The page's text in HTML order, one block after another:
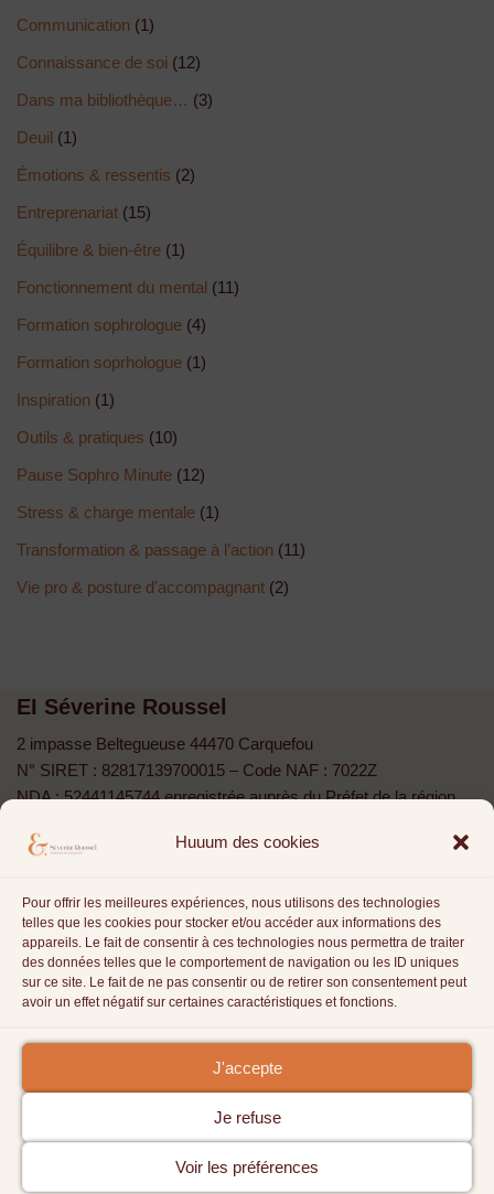
Huuum des cookies
Pour offrir les meilleures expériences, nous utilisons des technologies
telles que les cookies pour stocker et/ou accéder aux informations des
appareils. Le fait de consentir à ces technologies nous permettra de traiter
des données telles que le comportement de navigation ou les ID uniques
sur ce site. Le fait de ne pas consentir ou de retirer son consentement peut
avoir un effet négatif sur certaines caractéristiques et fonctions.
J'accepte
Je refuse
Voir les préférences
Communication (1)
Connaissance de soi (12)
Dans ma bibliothèque… (3)
Deuil (1)
Émotions & ressentis (2)
Entreprenariat (15)
Équilibre & bien-être (1)
Fonctionnement du mental (11)
Formation sophrologue (4)
Formation soprhologue (1)
Inspiration (1)
Outils & pratiques (10)
Pause Sophro Minute (12)
Stress & charge mentale (1)
Transformation & passage à l’action (11)
Vie pro & posture d'accompagnant (2)
EI Séverine Roussel
2 impasse Beltegueuse 44470 Carquefou
N° SIRET : 82817139700015 – Code NAF : 7022Z
NDA : 52441145744 enregistrée auprès du Préfet de la région
Cet enregistrement ne vaut agrément de l’État” Art. L 6352-12 du
La sophrologie
Cap entrepreneur
L’atelier Sophro : Réseau de sophrologue
Site Imaginé & maintenu par Séverine Roussel | Original -